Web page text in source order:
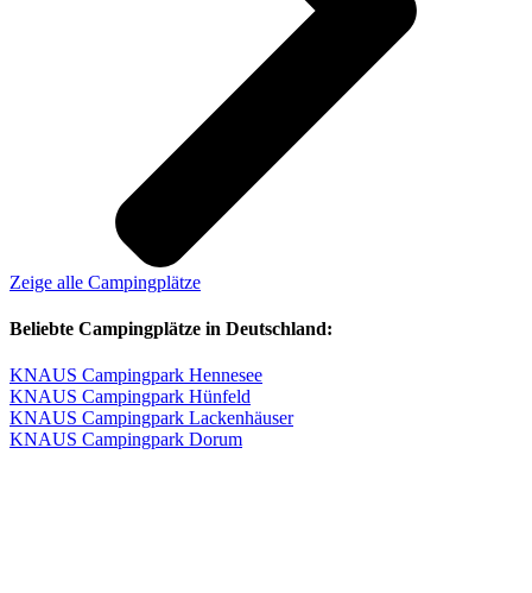
Zeige alle Campingplätze
Beliebte Campingplätze in Deutschland:
KNAUS Campingpark Hennesee
KNAUS Campingpark Hünfeld
KNAUS Campingpark Lackenhäuser
KNAUS Campingpark Dorum